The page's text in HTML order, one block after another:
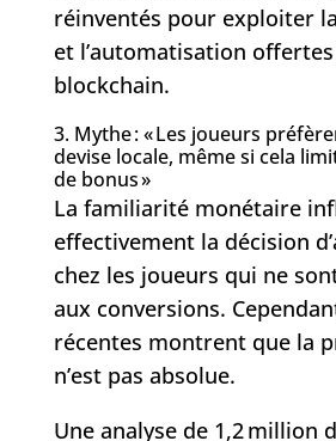
réinventés pour exploiter
et l’automatisation
blockchain.
3. Mythe : « Les joueurs
devise locale, même si cela
de bonus »
La familiarité monétaire
effectivement la décision
chez les joueurs qui ne
aux conversions.
récentes montrent que la
n’est pas absolue.
Une analyse de 1,2 million